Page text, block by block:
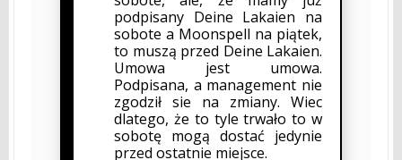
podpisany Deine Lakaien na
sobote a Moonspell na piątek,
to muszą przed Deine Lakaien.
Umowa jest umowa.
Podpisana, a management nie
zgodził sie na zmiany. Wiec
dlatego, że to tyle trwało to w
sobotę mogą dostać jedynie
przed ostatnie miejsce.